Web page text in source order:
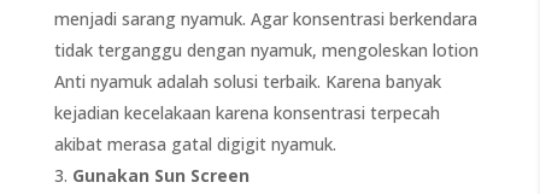
menjadi sarang nyamuk. Agar konsentrasi berkendara
tidak terganggu dengan nyamuk, mengoleskan lotion
Anti nyamuk adalah solusi terbaik. Karena banyak
kejadian kecelakaan karena konsentrasi terpecah
akibat merasa gatal digigit nyamuk.
Gunakan Sun Screen